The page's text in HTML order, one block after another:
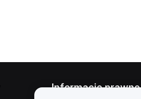
Informacje prawne